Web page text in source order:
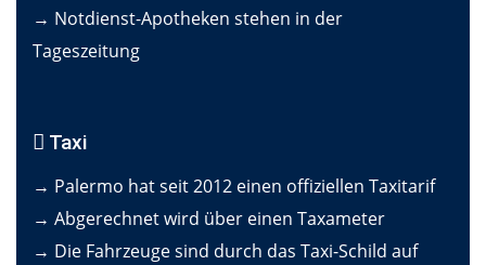
→ Notdienst-Apotheken stehen in der
Tageszeitung
Taxi
→ Palermo hat seit 2012 einen offiziellen Taxitarif
→ Abgerechnet wird über einen Taxameter
→ Die Fahrzeuge sind durch das Taxi-Schild auf